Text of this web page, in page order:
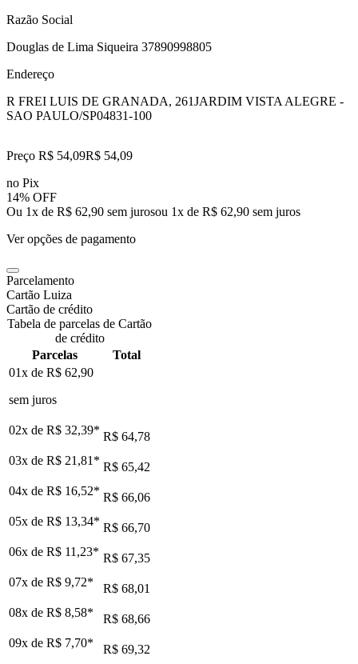
Razão Social
Douglas de Lima Siqueira 37890998805
Endereço
R FREI LUIS DE GRANADA, 261JARDIM VISTA ALEGRE -
SAO PAULO/SP04831-100
Preço R$ 54,09R$ 54,09
no Pix
14% OFF
Ou 1x de R$ 62,90 sem jurosou 1x de R$ 62,90 sem juros
Ver opções de pagamento
Parcelamento
Cartão Luiza
Cartão de crédito
Tabela de parcelas de Cartão
de crédito
Parcelas
Total
01x de R$ 62,90
sem juros
02x de R$ 32,39* R$ 64,78
03x de R$ 21,81 * R$ 65,42
04x de R$ 16,52* R$ 66,06
05x de R$ 13,34* R$ 66,70
06x de R$ 11,23* R$ 67,35
07x de R$ 9,72*
R$ 68,01
08x de R$ 8,58*
R$ 68,66
09x de R$ 7,70*
R$ 69,32